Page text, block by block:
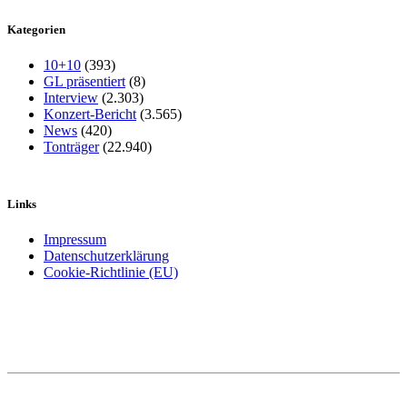
Kategorien
10+10 (393)
GL präsentiert (8)
Interview (2.303)
Konzert-Bericht (3.565)
News (420)
Tonträger(22.940)
Links
Impressum
Datenschutzerklärung
Cookie-Richtlinie (EU)